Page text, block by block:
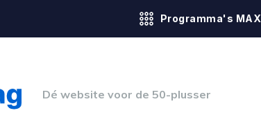
Programma's MAX
Dé website voor de 50-plusser